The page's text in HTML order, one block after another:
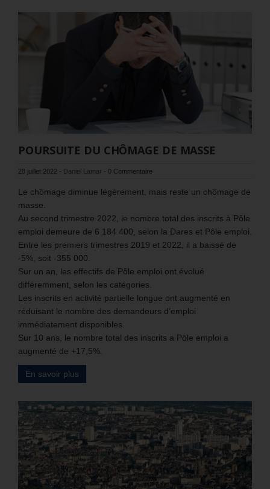
POURSUITE DU CHÔMAGE DE MASSE
28 juillet 2022 - Daniel Lamar - 0 Commentaire
Le chômage diminue légèrement, mais reste un chômage de
masse.
Au second trimestre 2022, le nombre total des inscrits à Pôle
emploi demeure de 6 184 400, selon la Dares et Pôle emploi.
Entre les premiers trimestres 2019 et 2022, il a baissé de
-5%, soit -355 000.
Sur un an, les effectifs de Pôle emploi ont évolué
différemment, selon les catégories.
Les inscrits en activité partielle longue ont augmenté en
réduisant le nombre des demandeurs d’emploi
immédiatement disponibles.
Sur 10 ans, le nombre total des inscrits a Pôle emploi a
augmenté de +17,5%.
En savoir plus